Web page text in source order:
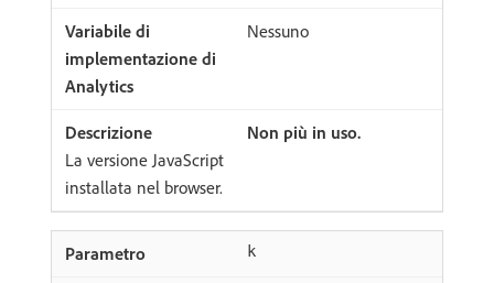
Nessuno
Non più in uso.
La versione JavaScript
installata nel browser.
k